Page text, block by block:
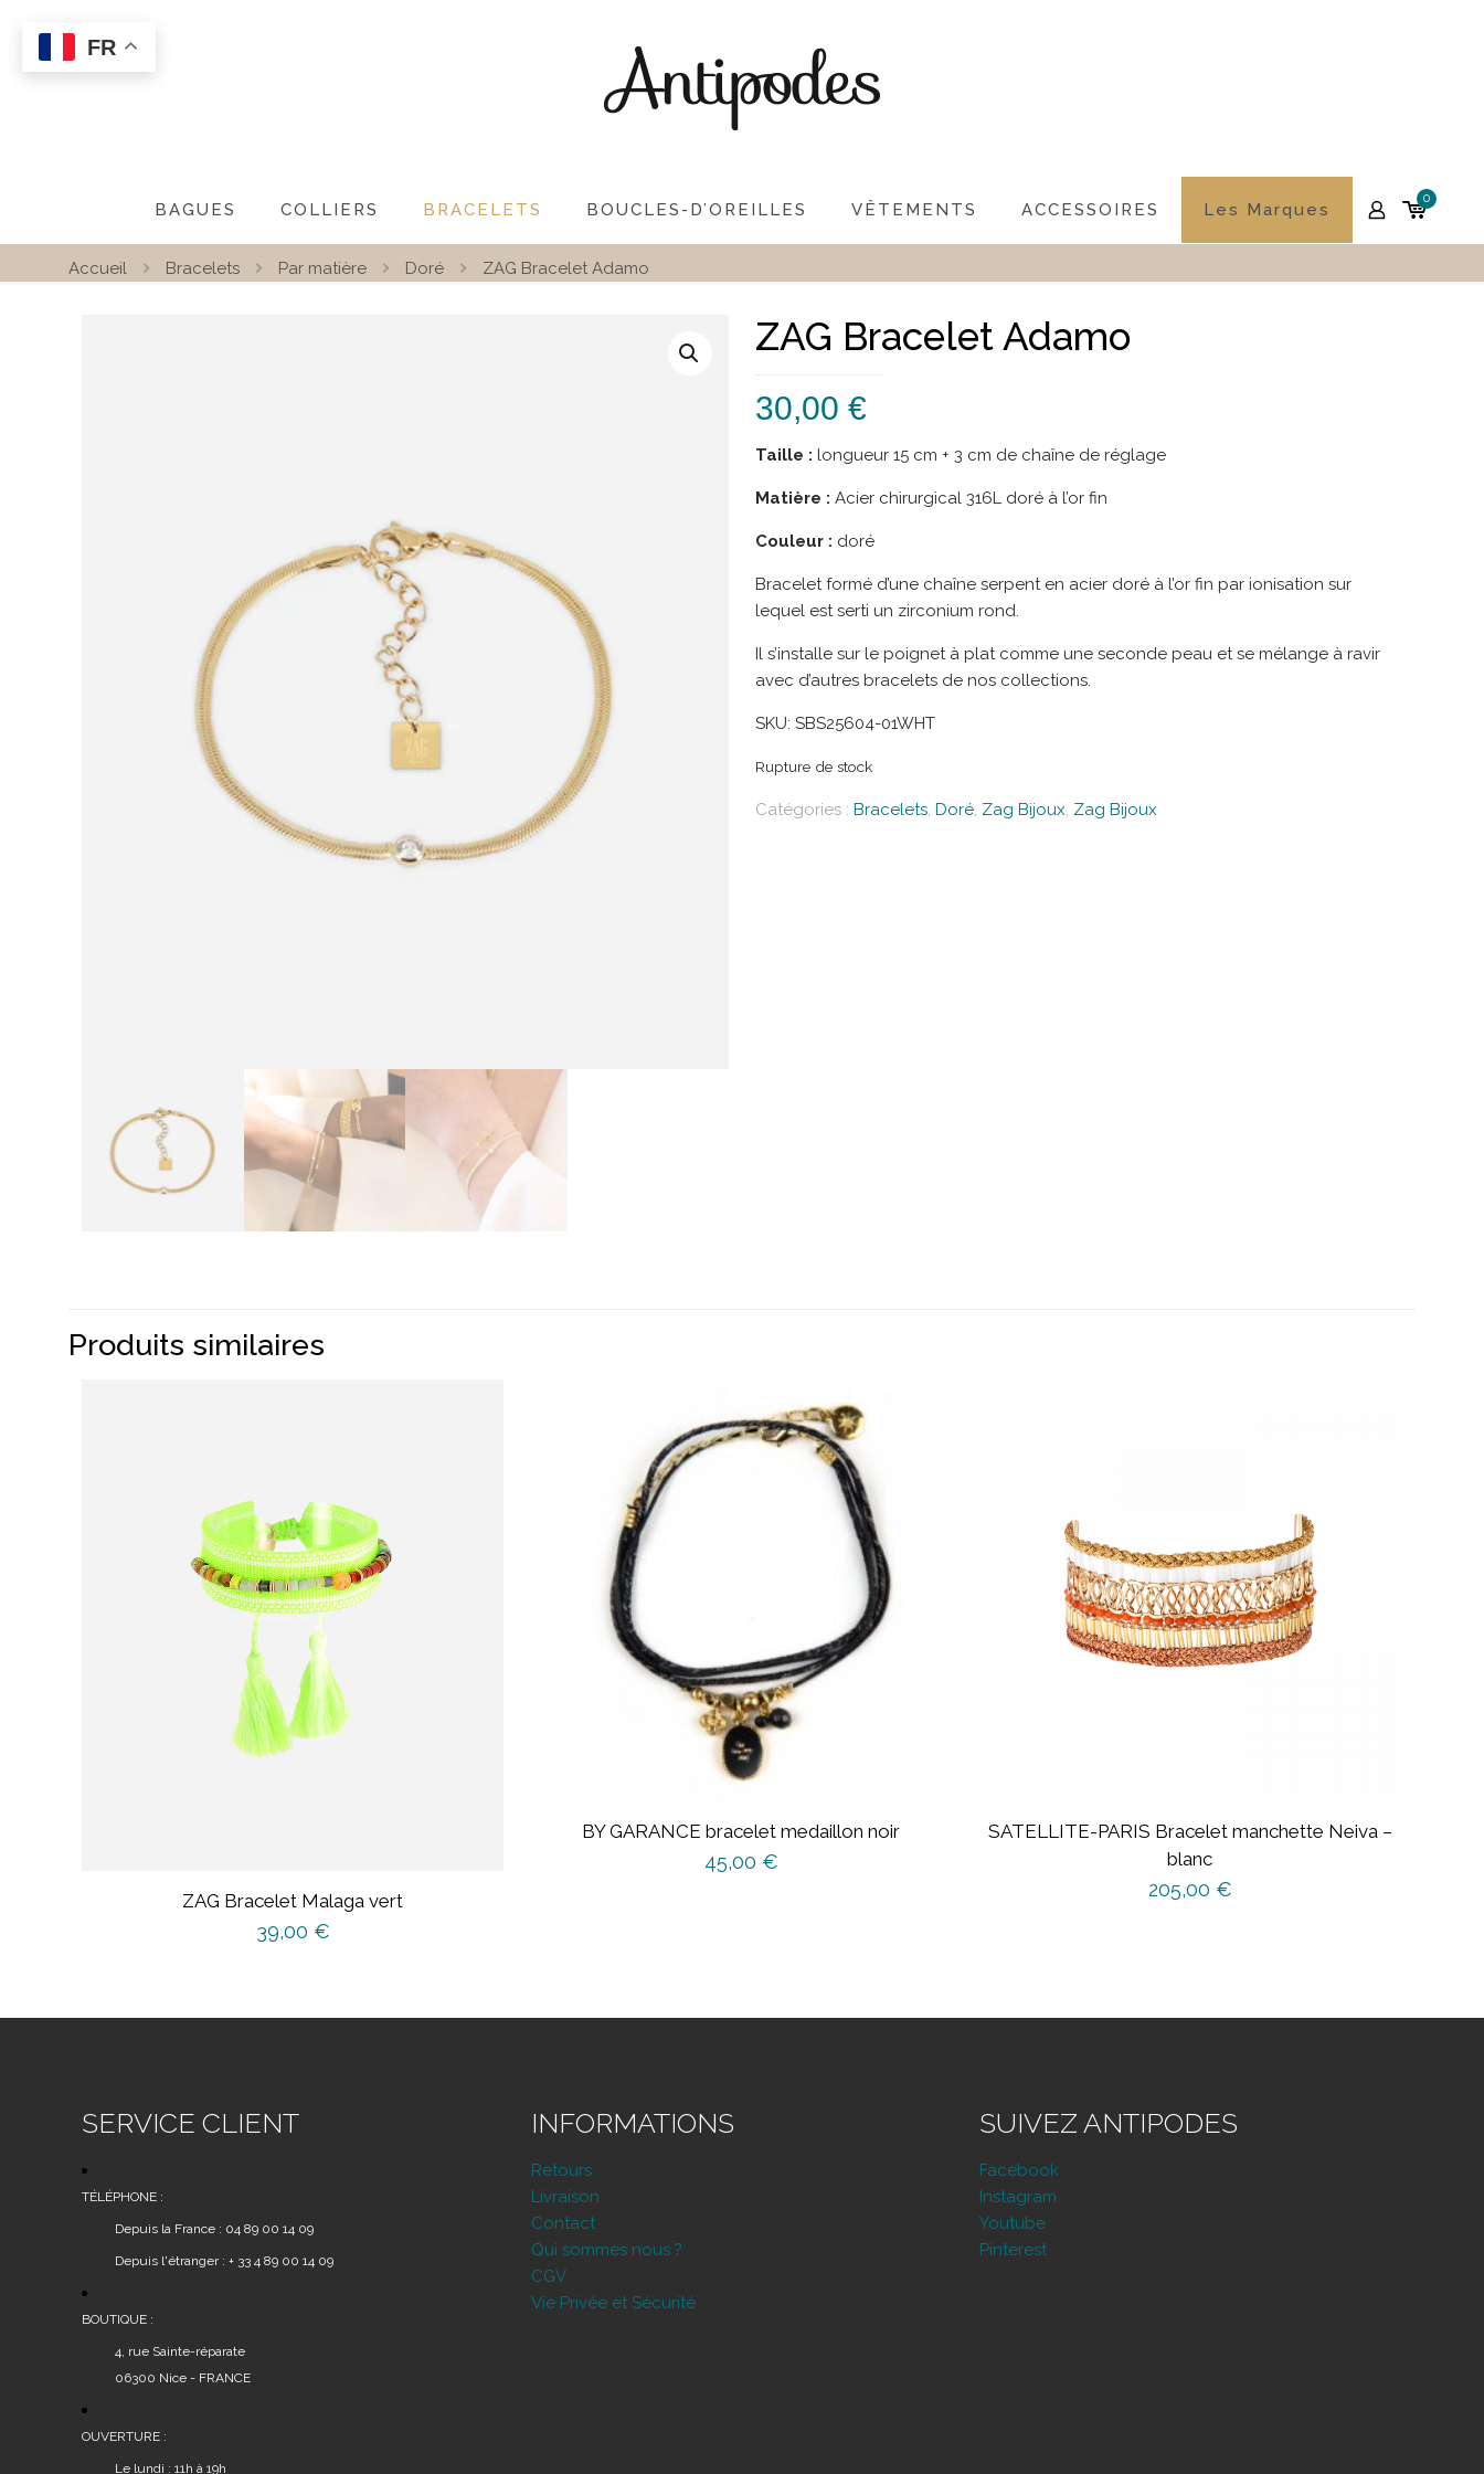
BAGUES COLLIERS BRACELETS BOUCLES-D’OREILLES VÊTEMENTS ACCESSOIRES Les Marques
0
Accueil Bracelets Par matière Doré ZAG Bracelet Adamo
ZAG Bracelet Adamo
30,00 €
Taille : longueur 15 cm + 3 cm de chaîne de réglage
Matière : Acier chirurgical 316L doré à l’or fin
Couleur : doré
Bracelet formé d’une chaîne serpent en acier doré à l’or fin par ionisation sur
lequel est serti un zirconium rond.
Il s’installe sur le poignet à plat comme une seconde peau et se mélange à ravir
avec d’autres bracelets de nos collections.
SKU: SBS25604-01WHT
Rupture de stock
Catégories : Bracelets, Doré, Zag Bijoux, Zag Bijoux
Produits similaires
ZAG Bracelet Malaga vert
39,00 €
BY GARANCE bracelet medaillon noir
45,00 €
SATELLITE-PARIS Bracelet manchette Neiva –
blanc
205,00 €
SERVICE CLIENT
TÉLÉPHONE :
Depuis la France : 04 89 00 14 09
Depuis l'étranger : + 33 4 89 00 14 09
BOUTIQUE :
4, rue Sainte-réparate
06300 Nice - FRANCE
OUVERTURE :
Le lundi : 11h à 19h
INFORMATIONS
Retours
Livraison
Contact
Qui sommes nous ?
CGV
Vie Privée et Sécurité
SUIVEZ ANTIPODES
Facebook
Instagram
Youtube
Pinterest
FR